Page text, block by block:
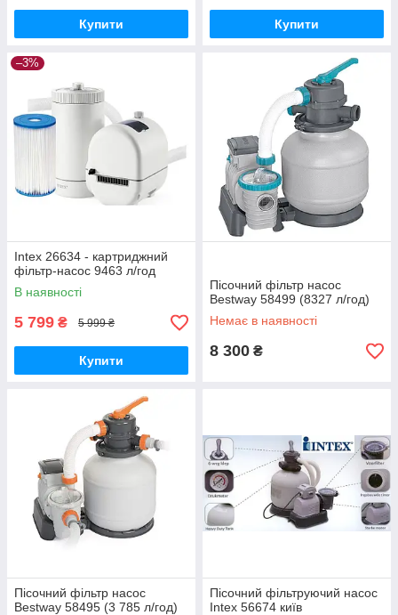
Купити Купити
–3%
Intex 26634 - картриджний
фільтр-насос 9463 л/год
В наявності
5 799 ₴ 5 999 ₴
Купити
Пісочний фільтр насос
Bestway 58499 (8327 л/год)
Немає в наявності
8 300 ₴
Пісочний фільтр насос
Bestway 58495 (3 785 л/год)
Пісочний фільтруючий насос
Intex 56674 київ